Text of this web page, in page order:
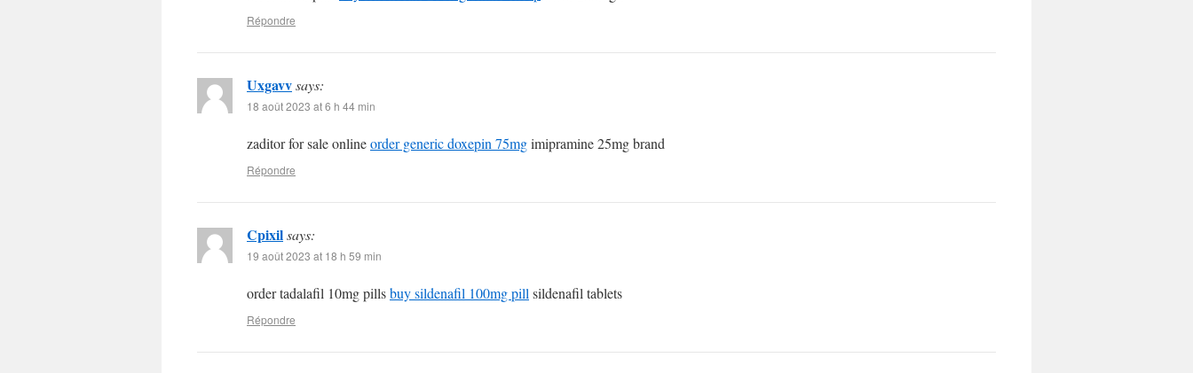
Répondre
Uxgavvsays:
18 août 2023 at 6 h 44 min
zaditor for sale onlineorder generic doxepin 75mgimipramine 25mg brand
Répondre
Cpixilsays:
19 août 2023 at 18 h 59 min
order tadalafil 10mg pillsbuy sildenafil 100mg pill sildenafil tablets
Répondre